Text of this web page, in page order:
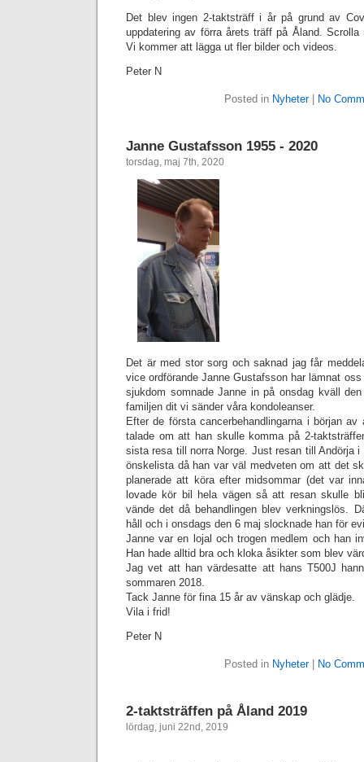
Det blev ingen 2-taktsträff i år på grund av
uppdatering av förra årets träff på Åland.
Vi kommer att lägga ut fler bilder och videos.
Peter N
Posted in Nyheter| No
Janne Gustafsson 1955 - 2020
torsdag, maj 7th, 2020
Det är med stor sorg och saknad jag får
vice ordförande Janne Gustafsson har lämnat
sjukdom somnade Janne in på onsdag kväll
familjen dit vi sänder våra kondoleanser.
Efter de första cancerbehandlingarna i början
talade om att han skulle komma på 2-
sista resa till norra Norge. Just resan till Andörja
önskelista då han var väl medveten om att det
planerade att köra efter midsommar (det var
lovade kör bil hela vägen så att resan skulle
vände det då behandlingen blev verkningslös.
håll och i onsdags den 6 maj slocknade han för
Janne var en lojal och trogen medlem och han
Han hade alltid bra och kloka åsikter som blev
Jag vet att han värdesatte att hans T500J
sommaren 2018.
Tack Janne för fina 15 år av vänskap och glädje.
Vila i frid!
Peter N
Posted in Nyheter| No
2-taktsträffen på Åland 2019
lördag, juni 22nd, 2019